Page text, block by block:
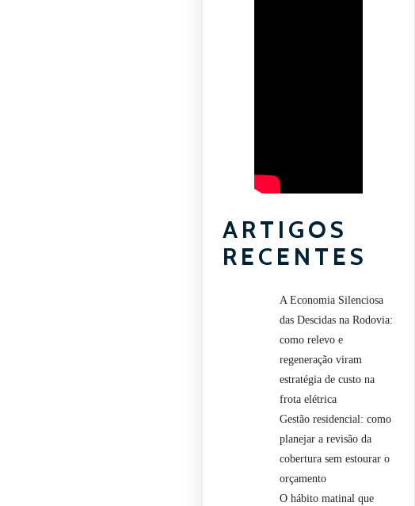
ARTIGOS
RECENTES
A Economia Silenciosa
das Descidas na Rodovia:
como relevo e
regeneração viram
estratégia de custo na
frota elétrica
Gestão residencial: como
planejar a revisão da
cobertura sem estourar o
orçamento
O hábito matinal que